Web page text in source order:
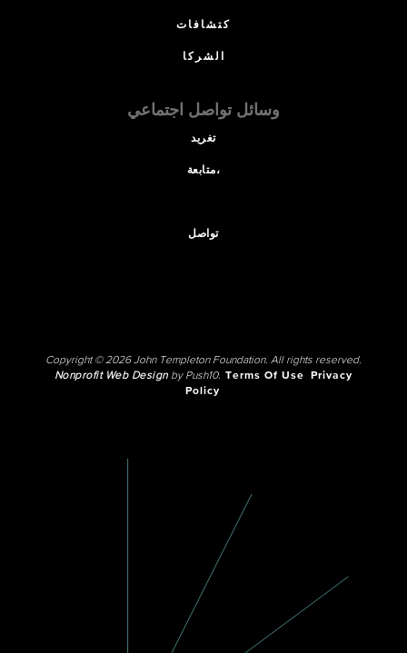
كتشافات
الشركا
وسائل تواصل اجتماعي
تغريد
متابعة،
تواصل
Copyright © 2026 John Templeton Foundation. All rights reserved.
Nonprofit Web Designby Push10. Terms Of Use
Privacy
Policy